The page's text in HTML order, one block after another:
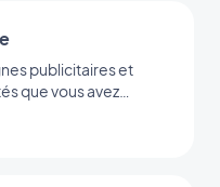
publicitaires et
que vous avez